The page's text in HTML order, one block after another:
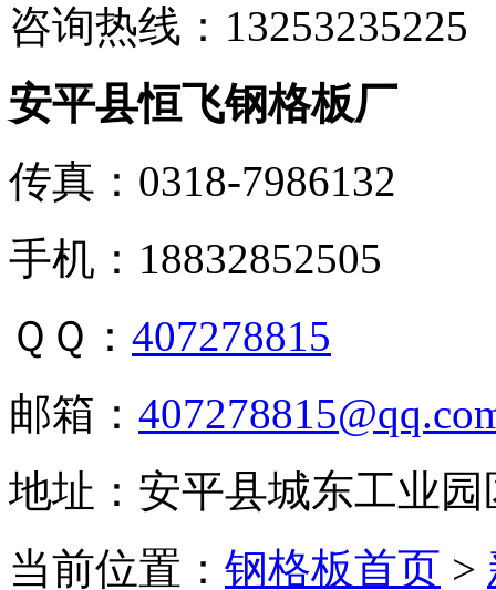
咨询热线： 13253235225
安平县恒飞钢格板厂
传真：0318-7986132
手机：18832852505
ＱＱ： 407278815
邮箱：
地址：安平县城东工业园
当前位置： 钢格板首页 >